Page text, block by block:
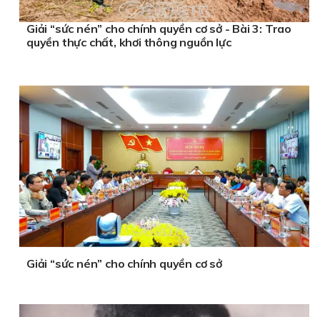
Giải “sức nén” cho chính quyền cơ sở - Bài 3: Trao
quyền thực chất, khơi thông nguồn lực
Giải “sức nén” cho chính quyền cơ sở